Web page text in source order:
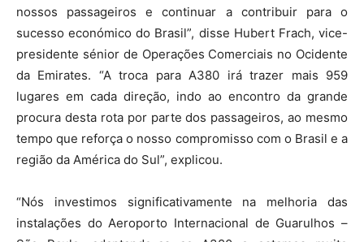
nossos passageiros e continuar a contribuir para o
sucesso económico do Brasil”, disse Hubert Frach, vice-
presidente sénior de Operações Comerciais no Ocidente
da Emirates. “A troca para A380 irá trazer mais 959
lugares em cada direção, indo ao encontro da grande
procura desta rota por parte dos passageiros, ao mesmo
tempo que reforça o nosso compromisso com o Brasil e a
região da América do Sul”, explicou.
“Nós investimos significativamente na melhoria das
instalações do Aeroporto Internacional de Guarulhos –